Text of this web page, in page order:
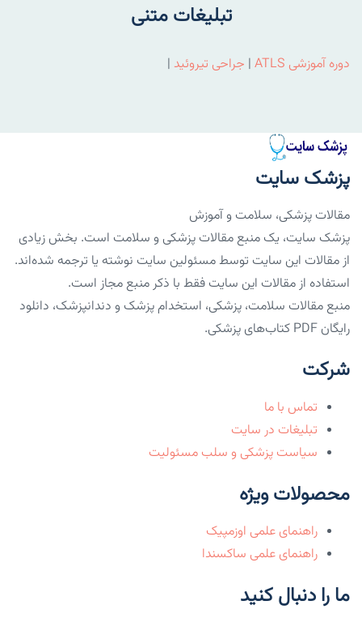
تبلیغات متنی
دوره آموزشی ATLS | جراحی تیروئید |
پزشک سایت
مقالات پزشکی، سلامت و آموزش
پزشک سایت، یک منبع مقالات پزشکی و سلامت است. بخش زیادی
از مقالات این سایت توسط مسئولین سایت نوشته یا ترجمه شده‌اند.
استفاده از مقالات این سایت فقط با ذکر منبع مجاز است.
منبع مقالات سلامت، پزشکی، استخدام پزشک و دندانپزشک، دانلود
رایگان PDF کتاب‌های پزشکی.
شرکت
تماس با ما
تبلیغات در سایت
سیاست پزشکی و سلب مسئولیت
محصولات ویژه
راهنمای علمی اوزمپیک
راهنمای علمی ساکسندا
ما را دنبال کنید